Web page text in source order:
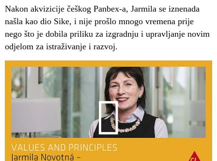
Nakon akvizicije češkog Panbex-a, Jarmila se iznenada
našla kao dio Sike, i nije prošlo mnogo vremena prije
nego što je dobila priliku za izgradnju i upravljanje novim
odjelom za istraživanje i razvoj.